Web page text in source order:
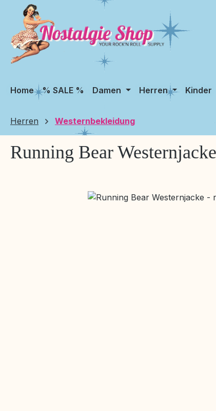
Hauptinhalt springen
Zur Suche springen
Zur Hauptnavigation springen
Home % SALE % Damen Herren Kinder
Herren Westernbekleidung
Running Bear
Bildergalerie überspringen